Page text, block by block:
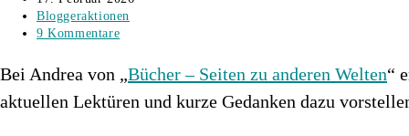
veröffentlicht:
Beitrags-
Kategorie:
Bloggeraktionen
Beitrags-
9 Kommentare
Bei Andrea von „Bücher – Seiten zu anderen Welten“
aktuellen Lektüren und kurze Gedanken dazu